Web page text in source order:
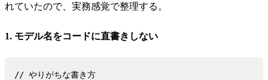
れていたので、実務感覚で整理する。
1. モデル名をコードに直書きしない
// やりがちな書き方